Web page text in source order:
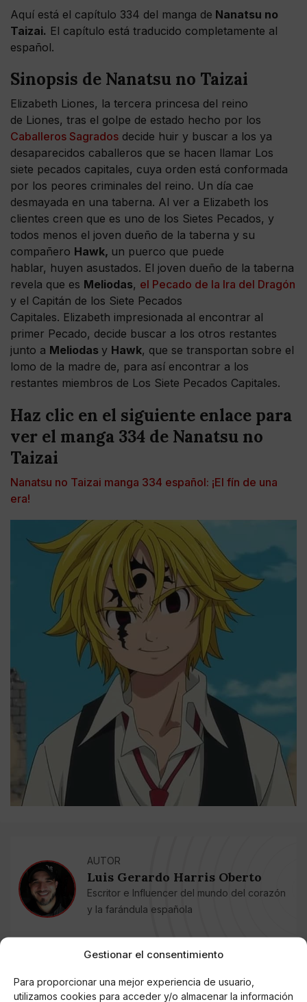
Gestionar el consentimiento
Para proporcionar una mejor experiencia de usuario,
utilizamos cookies para acceder y/o almacenar la información
Aquí está el capítulo 334 del manga de Nanatsu no
Taizai. El capítulo está traducido completamente al
español.
Sinopsis de Nanatsu no Taizai
Elizabeth Liones, la tercera princesa del reino
de Liones, tras el golpe de estado hecho por los
Caballeros Sagrados decide huir y buscar a los ya
desaparecidos caballeros que se hacen llamar Los
siete pecados capitales, cuya orden está conformada
por los peores criminales del reino. Un día cae
desmayada en una taberna. Al ver a Elizabeth los
clientes creen que es uno de los Sietes Pecados, y
todos menos el joven dueño de la taberna y su
compañero Hawk, un puerco que puede
hablar, huyen asustados. El joven dueño de la taberna
revela que es Meliodas, el Pecado de la Ira del Dragón
y el Capitán de los Siete Pecados
Capitales. Elizabeth impresionada al encontrar al
primer Pecado, decide buscar a los otros restantes
junto a Meliodas y Hawk, que se transportan sobre el
lomo de la madre de, para así encontrar a los
restantes miembros de Los Siete Pecados Capitales.
Haz clic en el siguiente enlace para
ver el manga 334 de Nanatsu no
Taizai
Nanatsu no Taizai manga 334 español: ¡El fín de una
era!
AUTOR
Luis Gerardo Harris Oberto
Escritor e Influencer del mundo del corazón
y la farándula española
Noticias relacionadas
Online Casino